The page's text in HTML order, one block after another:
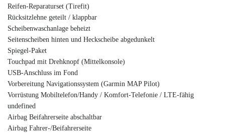
Reifen-Reparaturset (Tirefit)
Rücksitzlehne geteilt / klappbar
Scheibenwaschanlage beheizt
Seitenscheiben hinten und Heckscheibe abgedunkelt
Spiegel-Paket
Touchpad mit Drehknopf (Mittelkonsole)
USB-Anschluss im Fond
Vorbereitung Navigationssystem (Garmin MAP Pilot)
Vorrüstung Mobiltelefon/Handy / Komfort-Telefonie / LTE-fähig
undefined
Airbag Beifahrerseite abschaltbar
Airbag Fahrer-/Beifahrerseite